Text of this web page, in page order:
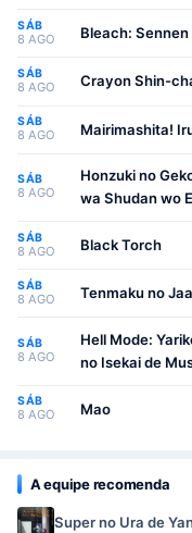
SÁB
8 AGO Bleach:
SÁB
8 AGO Crayon Shin-
SÁB
8 AGO Mairimashita!
SÁB
8 AGO
Honzuki no
wa Shudan wo
SÁB
8 AGO Black Torch
SÁB
8 AGO Tenmaku no
SÁB
8 AGO
Hell Mode:
no Isekai de
SÁB
8 AGO Mao
A equipe recomenda
Super no Ura de